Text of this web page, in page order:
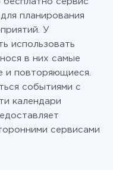
планирования
У
использовать
в них самые
и повторяющиеся.
событиями с
календари
сервисами